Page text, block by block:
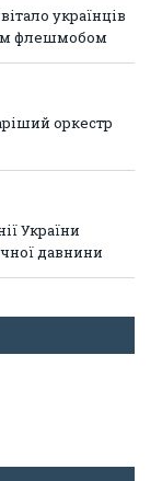
українців
флешмобом
оркестр
України
давнини